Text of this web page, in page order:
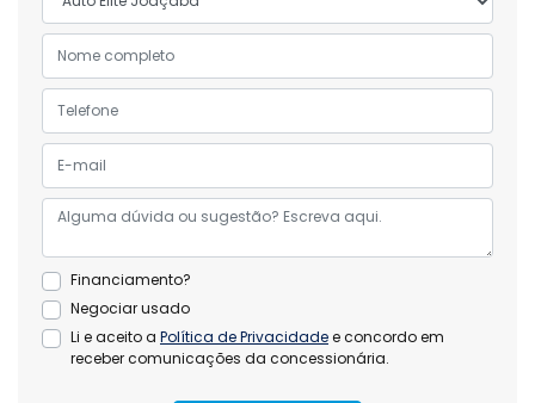
Financiamento?
Negociar usado
Li e aceito a Política de Privacidadee concordo em
receber comunicações da concessionária.